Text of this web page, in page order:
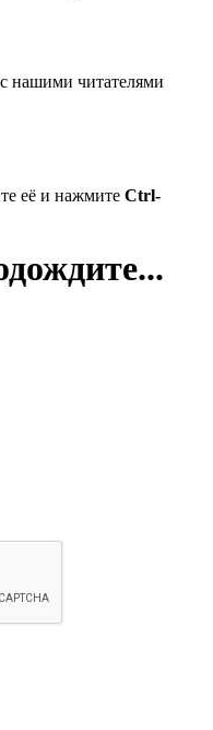
нашими читателями
её и нажмите Ctrl-